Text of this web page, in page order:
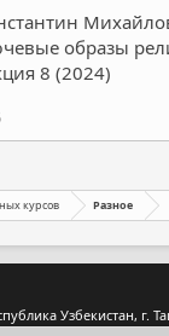
образы
8 (2024)
курсов Разное
Узбекистан, г.